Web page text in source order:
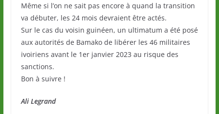
Même si l’on ne sait pas encore à quand la transition
va débuter, les 24 mois devraient être actés.
Sur le cas du voisin guinéen, un ultimatum a été posé
aux autorités de Bamako de libérer les 46 militaires
ivoiriens avant le 1er janvier 2023 au risque des
sanctions.
Bon à suivre !
Ali Legrand